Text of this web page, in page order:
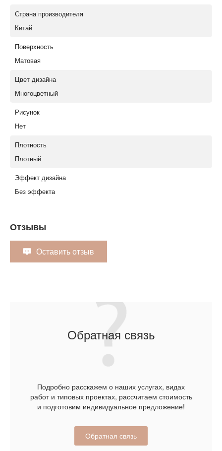
Страна производителя
Китай
Поверхность
Матовая
Цвет дизайна
Многоцветный
Рисунок
Нет
Плотность
Плотный
Эффект дизайна
Без эффекта
Отзывы
Оставить отзыв
Обратная связь
Подробно расскажем о наших услугах, видах
работ и типовых проектах, рассчитаем стоимость
и подготовим индивидуальное предложение!
Обратная связь